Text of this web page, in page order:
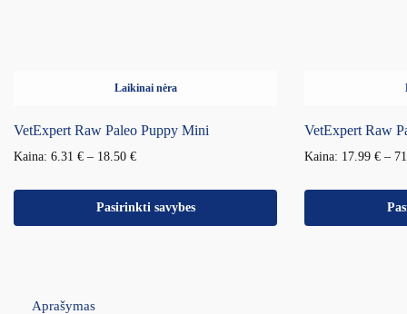
Laikinai nėra
VetExpert Raw Paleo Puppy Mini
Kaina: 6.31 € – 18.50 €
Pasirinkti savybes
VetExpert Raw
Kaina: 17.99 € –
Aprašymas